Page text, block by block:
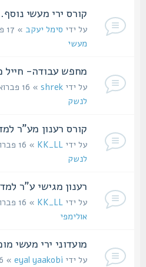
קורס ירי מעשי נוסף.
על ידיסימל יעקב » 17 פברואר 2011, 09:23 ב
מעשי
מחפש עבודה- חייל
על ידיshrek» 16 פברואר 2011, 23:32 ב
לנשק
קורס רענון מע"ר
על ידיKK_LL» 16 פברואר 2011, 13:43 ב
לנשק
רענון מגישי ע"ר
על ידיKK_LL» 16 פברואר 2011, 13:31 ב
אולימפי
מועדוני ירי מעשי
על ידיeyal yaakobi » 16 פברואר 2011, 11:57 ב